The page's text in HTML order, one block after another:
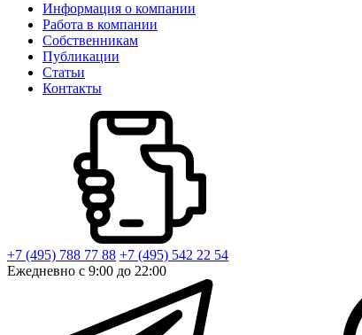
Информация о компании
Работа в компании
Собственникам
Публикации
Статьи
Контакты
+7 (495) 788 77 88 +7 (495) 542 22 54
Ежедневно с 9:00 до 22:00